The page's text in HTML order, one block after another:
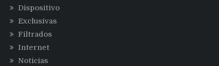
Dispositivo
Exclusivas
Filtrados
Internet
Noticias